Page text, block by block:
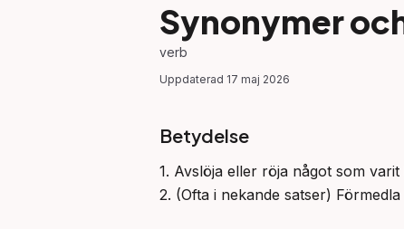
Synonymer
verb
Uppdaterad 17 maj 2026
Betydelse
1. Avslöja eller röja något som
2. (Ofta i nekande satser)